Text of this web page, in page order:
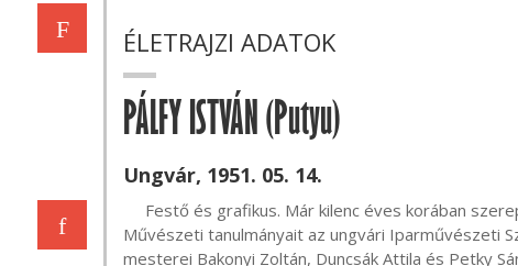
F
f
ÉLETRAJZI ADATOK
PÁLFY ISTVÁN (Putyu)
Ungvár, 1951. 05. 14.
Művészeti tanulmányait az ungvári Iparművészeti
mesterei Bakonyi Zoltán, Duncsák Attila és Petky